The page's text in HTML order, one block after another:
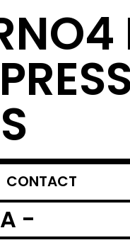
CONTACT
-